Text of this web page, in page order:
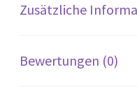
Zusätzliche
Bewertungen (0)